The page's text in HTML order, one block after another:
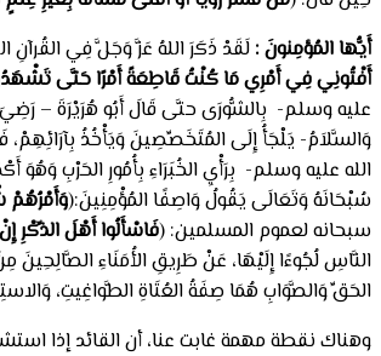
أَيُّها المُؤمِنونَ: لَقَدْ ذَكَرَ اللهُ عَزَّ وَجَلَّ فِي
أَفْتُونِي فِي أَمْرِي مَا كُنْتُ قَاطِعَةً أَمْرًا حَتَّى
عليه وسلم- بِالشُّورَى حتَّى قَالَ أَبُو هُرَيْرَةَ – رَضِيَ
وَالسَّلاَمُ- يَلْجَأُ إِلَى المُتَخَصِّصِينَ وَيَأْخُذُ
الله عليه وسلم- بِرَأْيِ الخُبَرَاءِ بِأُمُورِ الحَرْبِ
سُبْحَانَهُ وَتَعَالَى يَقُولُ وَاصِفًا المُؤْمِنِينَ:(وَأَمْرُهُمْ
سبحانه لعموم المسلمين: (فَاسْأَلُوا أَهْلَ الذِّكْرِ
النَّاسِ لُجُوءًا إِلَيْهَا، عَنْ طَرِيقِ الأُمَنَاءِ
الحَقِّ وَالصَّوَابِ هُمَا صِفَةُ العُتَاةِ الطَّواغِيتِ،
وهناك نقطة مهمة غابت عنا، أن القائد إذا